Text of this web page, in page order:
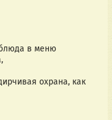
в меню
охрана, как